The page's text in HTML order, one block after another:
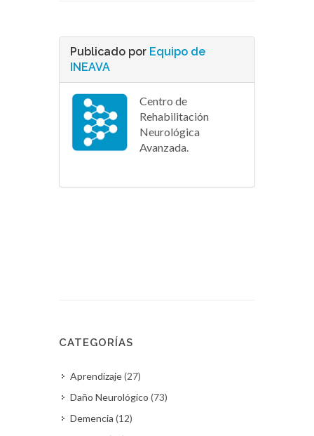
Publicado por Equipo de
INEAVA
Centro de
Rehabilitación
Neurológica
Avanzada.
CATEGORÍAS
Aprendizaje(27)
Daño Neurológico (73)
Demencia (12)